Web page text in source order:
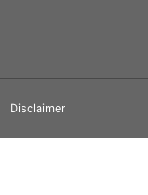
Disclaimer